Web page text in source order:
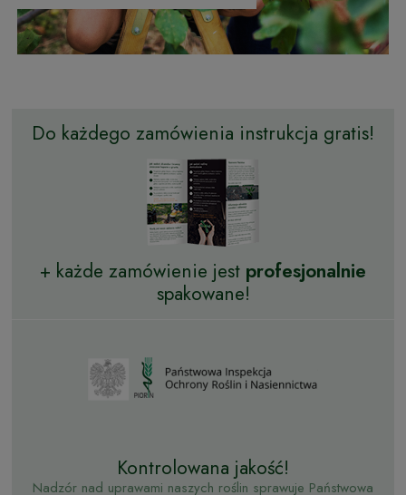
Do każdego zamówienia instrukcja gratis!
+ każde zamówienie jest profesjonalnie
spakowane!
Kontrolowana jakość!
Nadzór nad uprawami naszych roślin sprawuje Państwowa